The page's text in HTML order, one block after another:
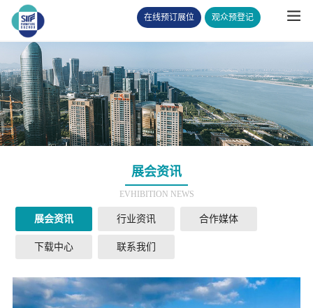
观众预登记
在线预订展位
展会资讯
EVHIBITION NEWS
展会资讯 行业资讯 合作媒体
下载中心 联系我们